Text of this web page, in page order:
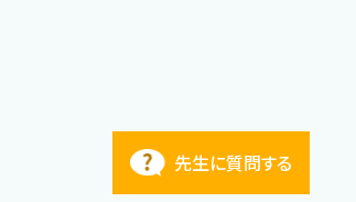
先生に質問する